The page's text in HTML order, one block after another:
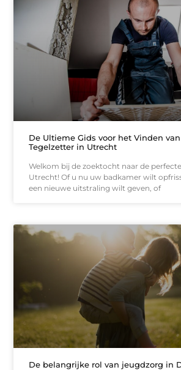
De Ultieme Gids voor het Vinden
Tegelzetter in Utrecht
Welkom bij de zoektocht naar de
Utrecht! Of u nu uw badkamer wilt
een nieuwe uitstraling wilt geven, of
De belangrijke rol van jeugdzorg in